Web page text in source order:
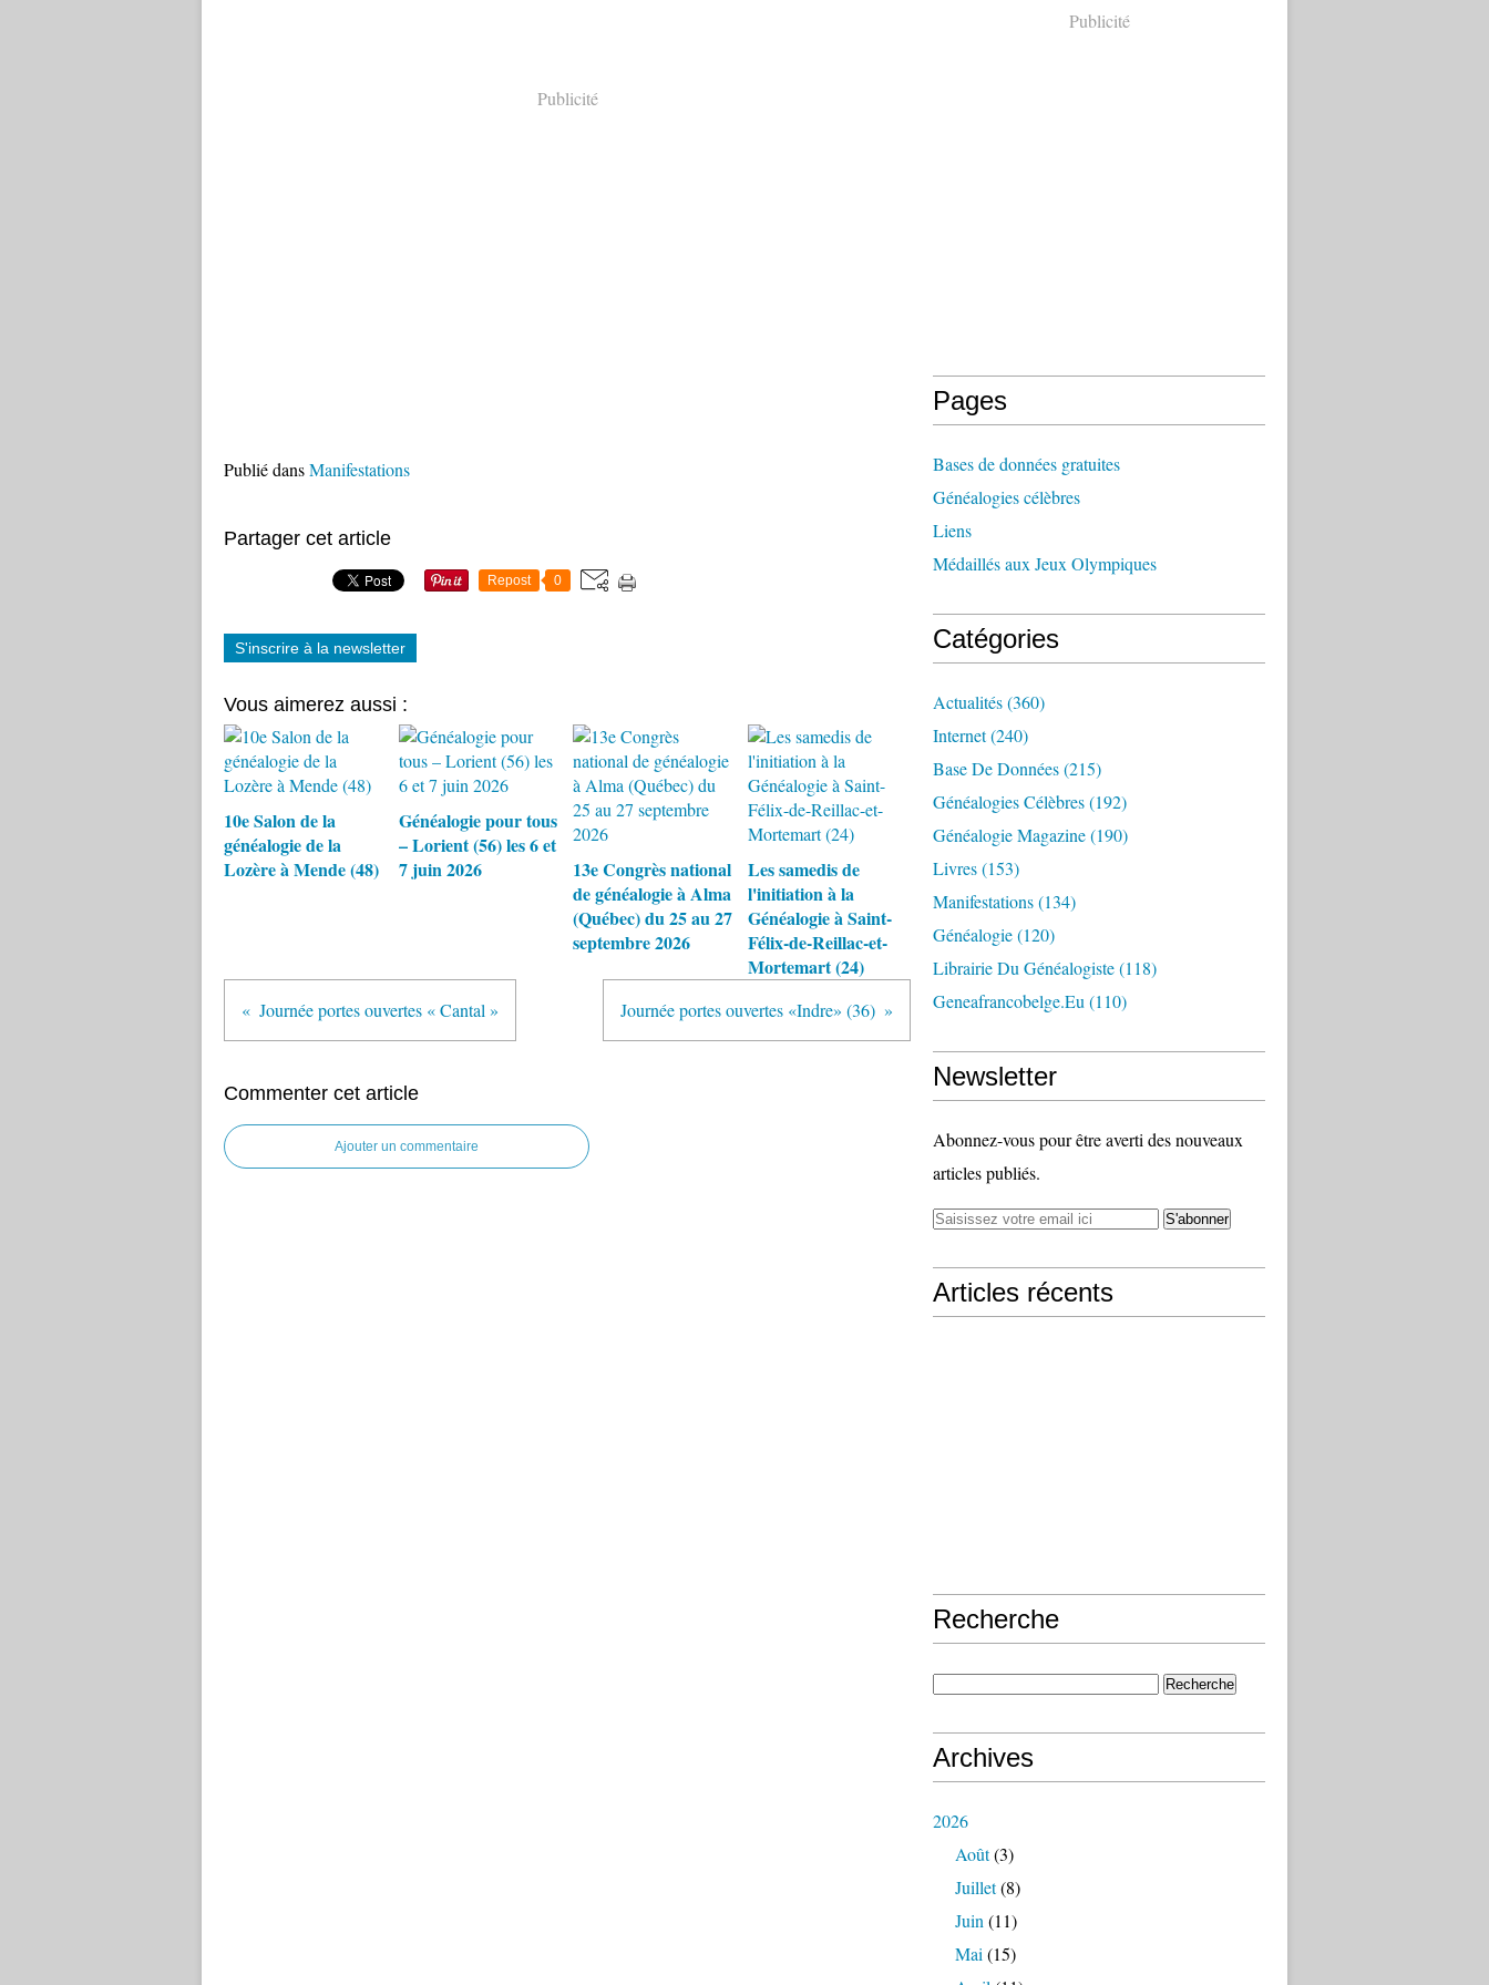
Publicité
Publié dansManifestations
Partager cet article
Repost 0
S'inscrire à la newsletter
Vous aimerez aussi :
10e Salon de la
généalogie de la
Lozère à Mende (48)
Généalogie pour tous
– Lorient (56) les 6 et
7 juin 2026
13e Congrès national
de généalogie à Alma
(Québec) du 25 au 27
septembre 2026
Les samedis de
l'initiation à la
Généalogie à Saint-
Félix-de-Reillac-et-
Mortemart (24)
Journée portes ouvertes « Cantal » Journée portes ouvertes «Indre» (36)
Commenter cet article
Ajouter un commentaire
Publicité
Pages
Bases de données gratuites
Généalogies célèbres
Liens
Médaillés aux Jeux Olympiques
Catégories
Actualités(360)
Internet(240)
Base De Données(215)
Généalogies Célèbres(192)
Généalogie Magazine(190)
Livres(153)
Manifestations(134)
Généalogie(120)
Librairie Du Généalogiste(118)
Geneafrancobelge.eu (110)
Newsletter
Abonnez-vous pour être averti des nouveaux
articles publiés.
Articles récents
Recherche
Archives
2026
Août(3)
Juillet(8)
Juin (11)
Mai (15)